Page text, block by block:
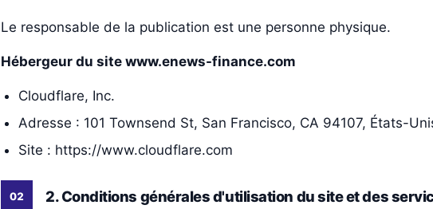
Le responsable de la publication est une personne physique.
Hébergeur du site www.enews-finance.com
Cloudflare, Inc.
Adresse : 101 Townsend St, San Francisco, CA 94107, États-
Site : https://www.cloudflare.com
2. Conditions générales d'utilisation du site et des